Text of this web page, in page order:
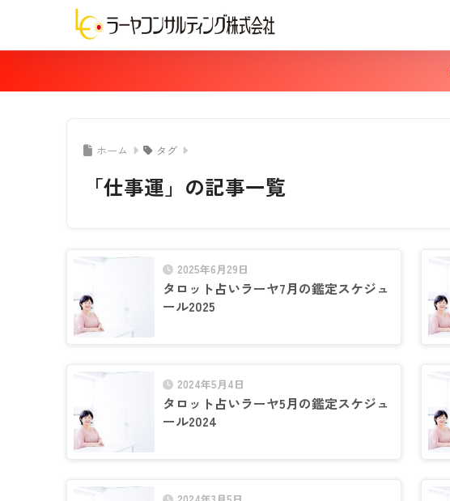
ホーム タグ
「仕事運」の記事一覧
2025年6月29日
タロット占いラーヤ7月の鑑定スケジュ
ール2025
2024年5月4日
タロット占いラーヤ5月の鑑定スケジュ
ール2024